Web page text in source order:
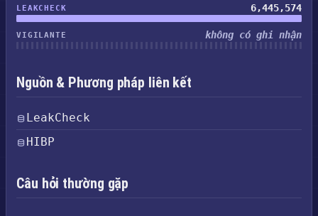
LEAKCHECK 6,445,574
VIGILANTE không có ghi nhận
Nguồn & Phương pháp liên kết
LeakCheck
HIBP
Câu hỏi thường gặp